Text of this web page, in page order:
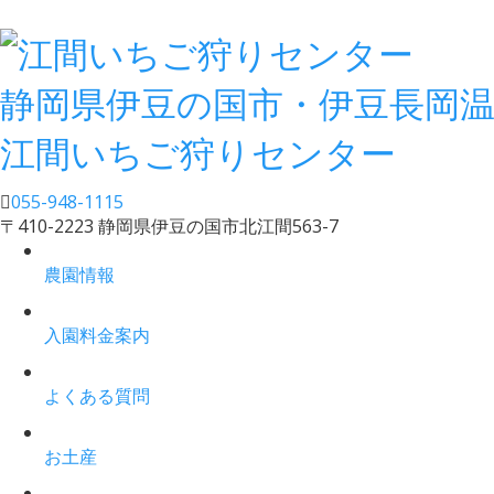
静岡県伊豆の国市・伊豆長岡
江間いちご狩りセンター
055-948-1115
〒410-2223 静岡県伊豆の国市北江間563-7
農園情報
入園料金案内
よくある質問
お土産